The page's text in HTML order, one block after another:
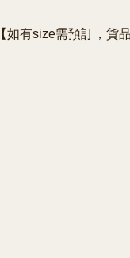
【如有size需預訂，貨